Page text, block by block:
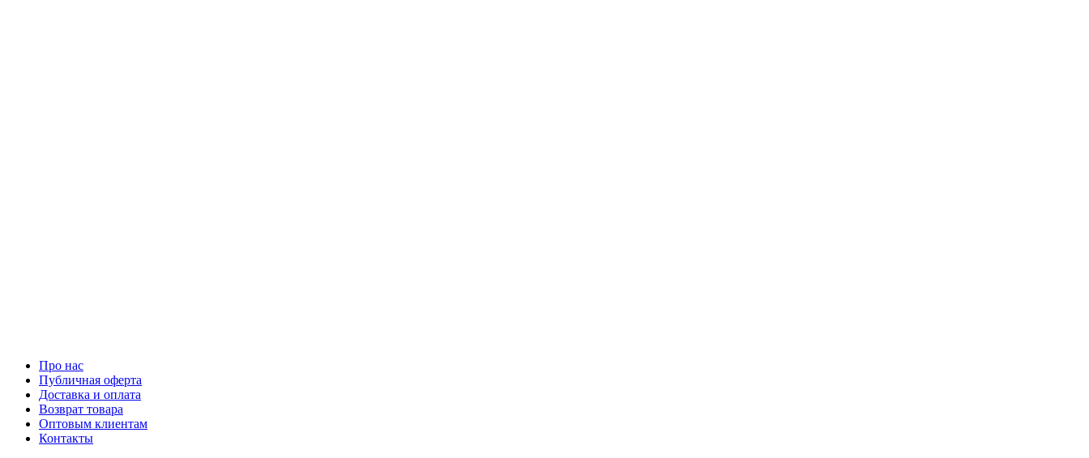
Про нас
Публичная оферта
Доставка и оплата
Возврат товара
Оптовым клиентам
Контакты